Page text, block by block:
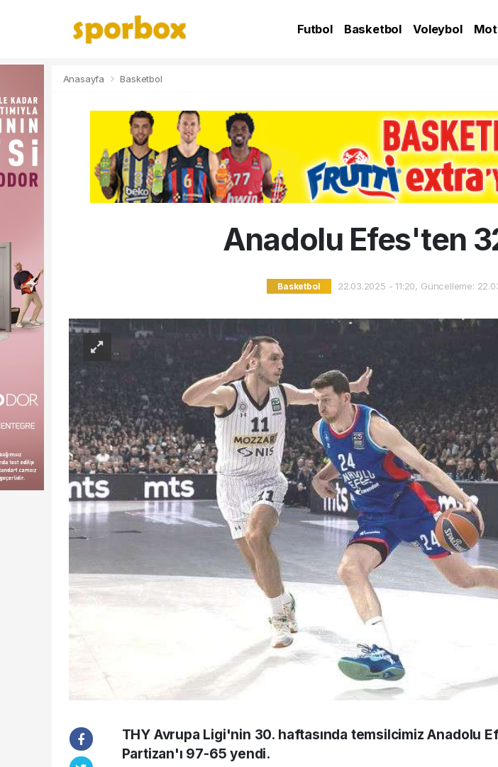
Futbol Basketbol Voleybol
Anasayfa Basketbol
Anadolu Efes'ten
Basketbol 22.03.2025 - 11:20, Güncelleme:
THY Avrupa Ligi'nin 30. haftasında temsilcimiz Anadolu
Partizan'ı 97-65 yendi.